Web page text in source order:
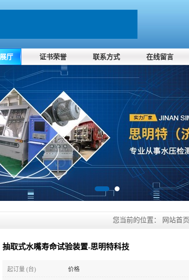
厅 证书荣誉 联系方式 在线留言
您当前的位置： 网站首页
抽取式水嘴寿命试验装置-思明特科技
起订量 (台) 价格